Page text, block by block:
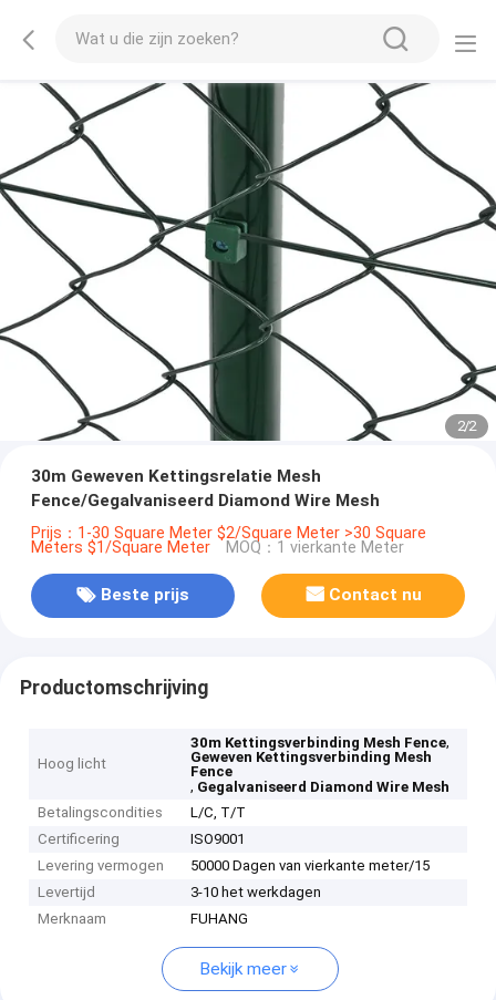
2/2
30m Geweven Kettingsrelatie Mesh
Fence/Gegalvaniseerd Diamond Wire Mesh
Prijs：1-30 Square Meter $2/Square Meter >30 Square
Meters $1/Square Meter MOQ：1 vierkante Meter
Beste prijs Contact nu
Productomschrijving
Hoog licht
30m Kettingsverbinding Mesh Fence,
Geweven Kettingsverbinding Mesh
Fence
, Gegalvaniseerd Diamond Wire Mesh
Betalingscondities
L/C, T/T
Certificering
ISO9001
Levering vermogen
50000 Dagen van vierkante meter/15
Levertijd
3-10 het werkdagen
Merknaam
FUHANG
Bekijk meer